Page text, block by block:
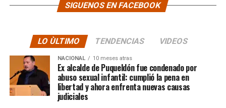
SIGUENOS EN FACEBOOK
LO ÙLTIMO TENDENCIAS VIDEOS
NACIONAL 10 meses atras
Ex alcalde de Puqueldón fue condenado por
abuso sexual infantil: cumplió la pena en
libertad y ahora enfrenta nuevas causas
judiciales